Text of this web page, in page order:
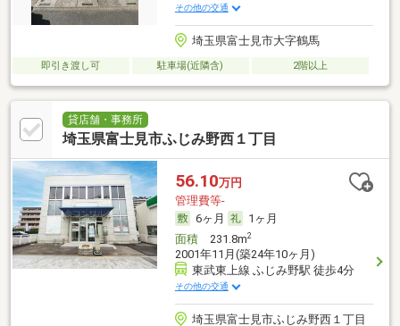
その他の交通
埼玉県富士見市大字鶴馬
即引き渡し可 駐車場(近隣含) 2階以上
貸店舗・事務所
埼玉県富士見市ふじみ野西１丁目
56.10万円
管理費等-
6ヶ月
1ヶ月
面積231.8m2
2001年11月(築24年10ヶ月)
東武東上線 ふじみ野駅 徒歩4分
その他の交通
埼玉県富士見市ふじみ野西１丁目